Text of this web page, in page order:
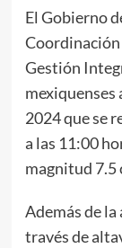
El Gobierno
Gestión
mexiquenses
2024 que se
a las 11:00
magnitud 7.5
Además de
través de